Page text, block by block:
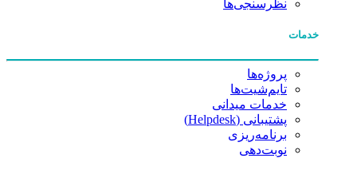
نظرسنجی‌ها
خدمات
پروژه‌ها
تایم‌شیت‌ها
خدمات میدانی
پشتیبانی (Helpdesk)
برنامه‌ریزی
نوبت‌دهی